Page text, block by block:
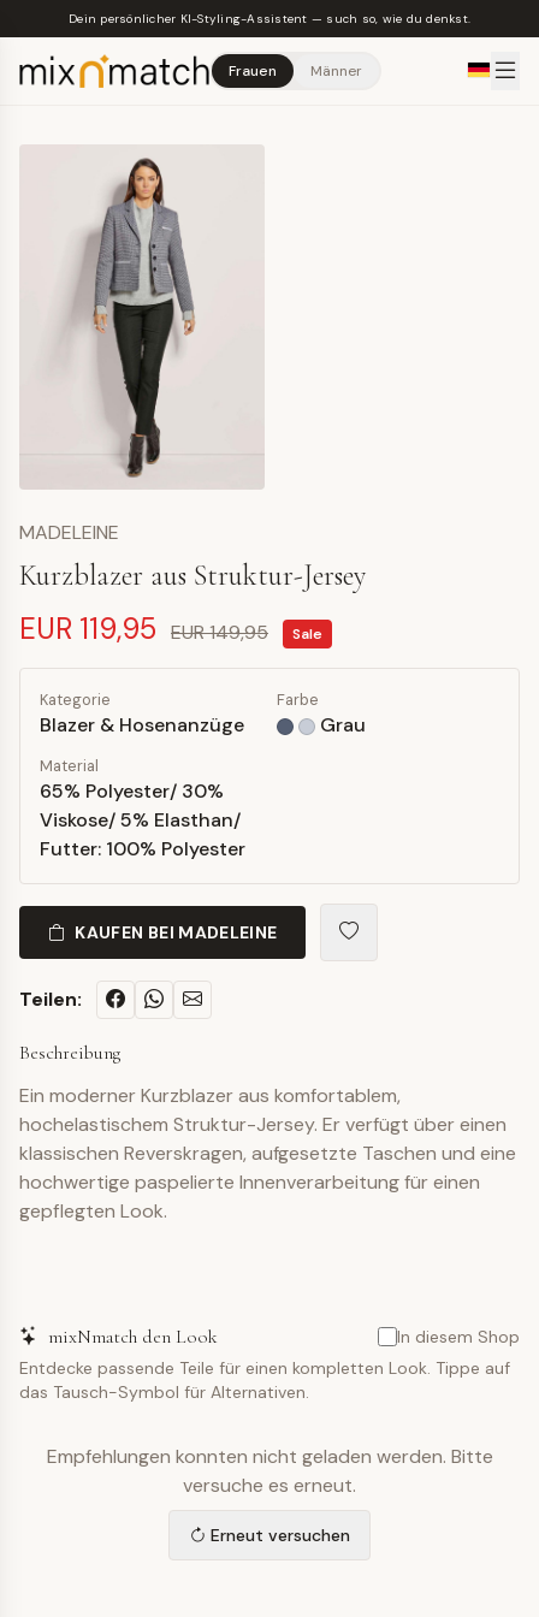
Skip to main content
Dein persönlicher KI-Styling-Assistent — such so, wie du denkst.
Frauen Männer
MADELEINE
Kurzblazer aus Struktur-Jersey
EUR 119,95 EUR 149,95 Sale
Kategorie
Blazer & Hosenanzüge
Farbe
Grau
Material
65% Polyester/ 30%
Viskose/ 5% Elasthan/
Futter: 100% Polyester
KAUFEN BEI MADELEINE
Teilen:
Beschreibung
Ein moderner Kurzblazer aus komfortablem,
hochelastischem Struktur-Jersey. Er verfügt über einen
klassischen Reverskragen, aufgesetzte Taschen und eine
hochwertige paspelierte Innenverarbeitung für einen
gepflegten Look.
mixNmatch den Look
In diesem Shop
Entdecke passende Teile für einen kompletten Look. Tippe auf
das Tausch-Symbol für Alternativen.
Empfehlungen konnten nicht geladen werden. Bitte
versuche es erneut.
Erneut versuchen